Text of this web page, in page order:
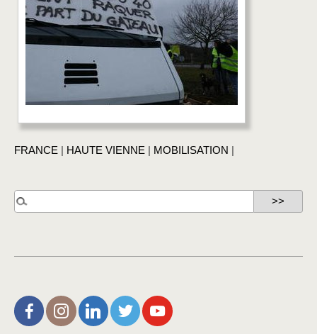
FRANCE HAUTE VIENNE MOBILISATION
L’Aire de Rien (facebook)
Christophe Noisette (instagram)
Christophe Noisette (Linkedin)
Christophe Noisette (X | Twitter)
L’Aire de Rien (You Tube)